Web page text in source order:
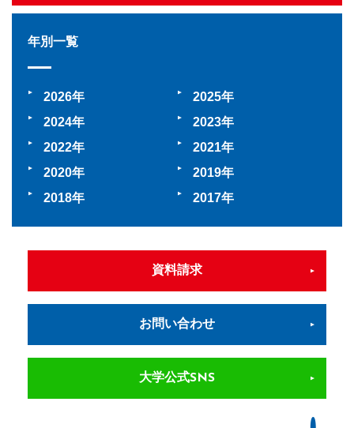
年別一覧
2026
2025
2024
2023
2022
2021
2020
2019
2018
2017
資料請求
お問い合わせ
大学公式SNS